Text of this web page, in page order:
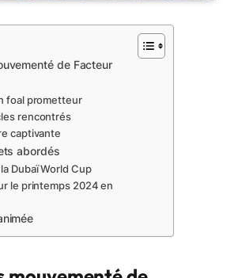
de Facteur
foal prometteur
rencontrés
captivante
abordés
Dubaï World Cup
le printemps 2024 en